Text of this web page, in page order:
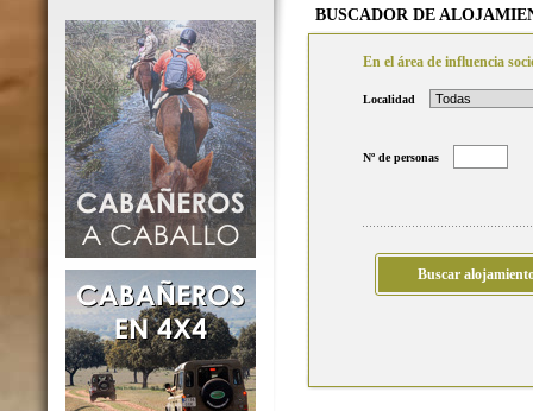
BUSCADOR DE
En el área de influencia
Localidad
Nº de personas